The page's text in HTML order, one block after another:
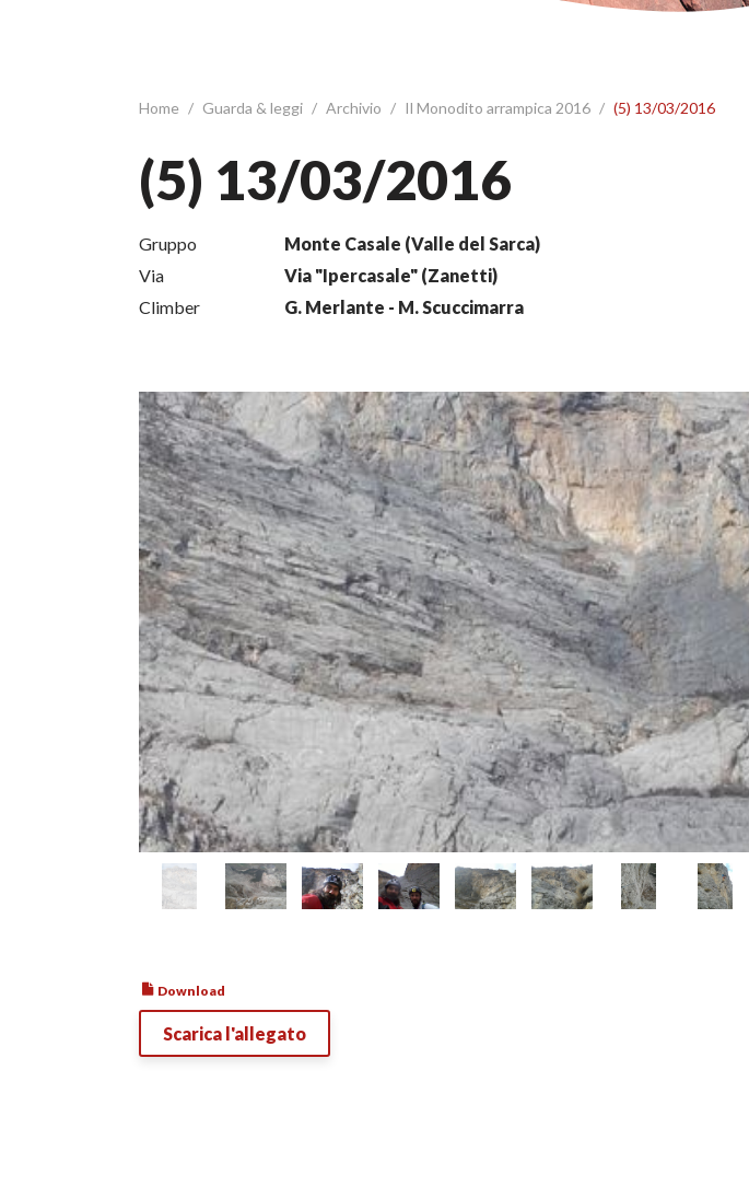
Home / Guarda & leggi / Archivio / Il Monodito arrampica 2016 / (5) 13/03/2016
(5) 13/03/2016
Gruppo
Monte Casale (Valle del Sarca)
Via
Via "Ipercasale" (Zanetti)
Climber
G. Merlante - M. Scuccimarra
Download
Scarica l'allegato